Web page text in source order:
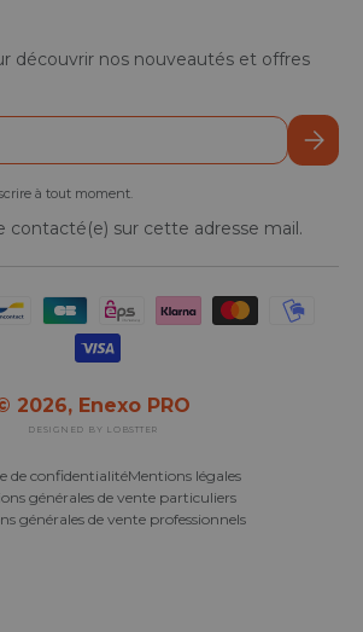
découvrir nos nouveautés et offres
à tout moment.
contacté(e) sur cette adresse mail.
2026, Enexo PRO
DESIGNED BY LOBSTTER
de confidentialitéMentions légales
générales de vente particuliers
générales de vente professionnels